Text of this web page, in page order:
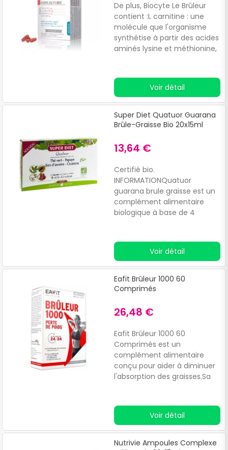
De plus, Biocyte Le Brûleur
contient :L carnitine : une
molécule que l'organisme
synthétise à partir des acides
aminés lysine et méthionine,
vers les mitochondries.
Vitamine B5 : connue sous le
nom d'acide pantothénique,
qui participe au métabolisme
des protéines et contribue à
musculaire.
Voir détail
Super Diet Quatuor Guarana
Brûle-Graisse Bio 20x15ml
13,64 €
Certifié bio.
INFORMATIONQuatuor
guarana brule graisse est un
complément alimentaire
biologique à base de 4
pour brûler les graisses de
l’organisme.Voir détail
Eafit Brûleur 1000 60
Comprimés
26,48 €
Eafit Brûleur 1000 60
Comprimés est un
complément alimentaire
conçu pour aider à diminuer
l'absorption des graisses.Sa
de plantes.
Voir détail
Nutrivie Ampoules Complexe